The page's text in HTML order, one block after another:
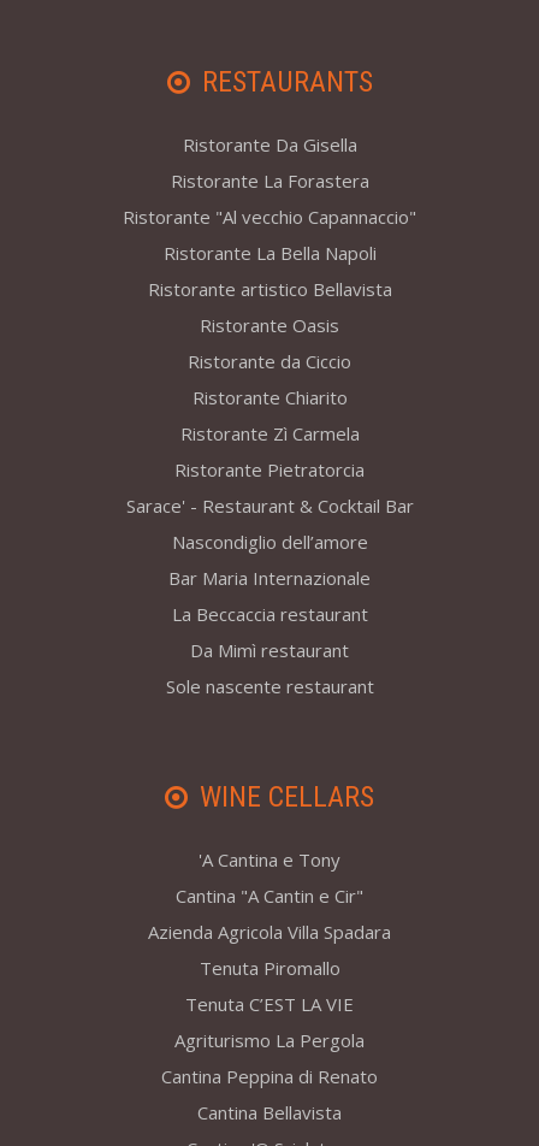
RESTAURANTS
Ristorante Da Gisella
Ristorante La Forastera
Ristorante "Al vecchio Capannaccio"
Ristorante La Bella Napoli
Ristorante artistico Bellavista
Ristorante Oasis
Ristorante da Ciccio
Ristorante Chiarito
Ristorante Zì Carmela
Ristorante Pietratorcia
Sarace' - Restaurant & Cocktail Bar
Nascondiglio dell’amore
Bar Maria Internazionale
La Beccaccia restaurant
Da Mimì restaurant
Sole nascente restaurant
WINE CELLARS
'A Cantina e Tony
Cantina "A Cantin e Cir"
Azienda Agricola Villa Spadara
Tenuta Piromallo
Tenuta C’EST LA VIE
Agriturismo La Pergola
Cantina Peppina di Renato
Cantina Bellavista